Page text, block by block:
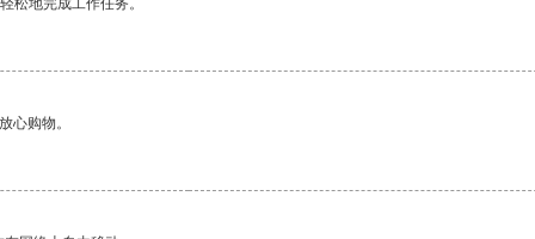
松地完成工作任务。
心购物。